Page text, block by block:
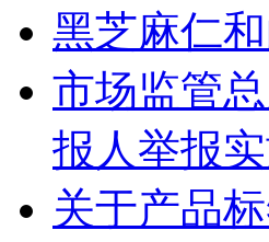
黑芝麻仁
市场监管
报人举报
关于产品